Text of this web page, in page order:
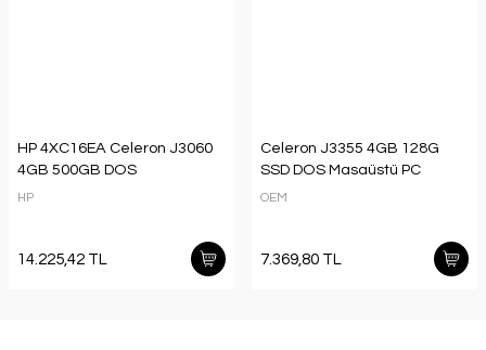
HP 4XC16EA Celeron J3060
4GB 500GB DOS
HP
14.225,42 TL
Celeron J3355 4GB 128G
SSD DOS Masaüstü PC
OEM
7.369,80 TL